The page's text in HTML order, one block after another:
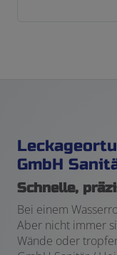
GmbH
Schnelle,
Bei einem
Aber nicht immer
Wände oder